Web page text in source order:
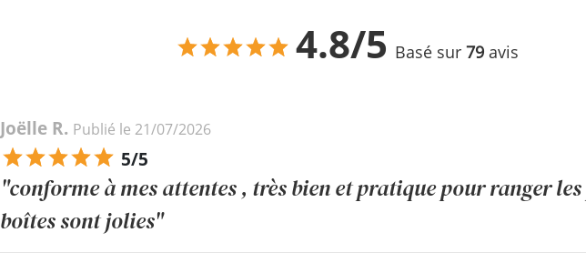
4.8/5 Basé sur 79 avis
Joëlle R. Publié le 21/07/2026
5/5
"conforme à mes attentes , très bien et pratique pour ranger
boîtes sont jolies"